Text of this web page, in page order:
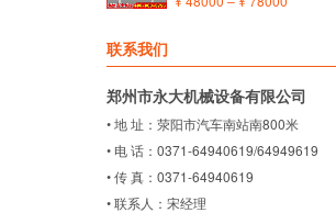
联系我们
郑州市永大机械设备有限公司
• 地 址：荥阳市汽车南站南800米
• 电 话：0371-64940619/64949619
• 传 真：0371-64940619
• 联系人：宋经理